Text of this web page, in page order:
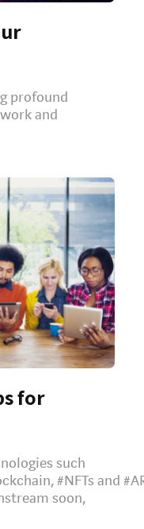
profound
and
for
such
#NFTs and
soon,